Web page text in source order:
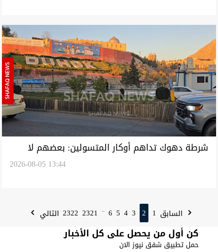
شرطة دهوك تداهم أوكار المتسولين: بعضهم لا
2026-08-05 13:44
السابق 1
2
3
4
5
6
...
2321
2322 التالي
كن أول من يحصل على كل الأخبار
حمل تطبيق شفق نيوز الان